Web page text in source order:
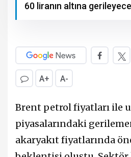
60 liranın altına
A+ A-
Brent petrol fiyatları ile
piyasalarındaki
akaryakıt fiyatlarında